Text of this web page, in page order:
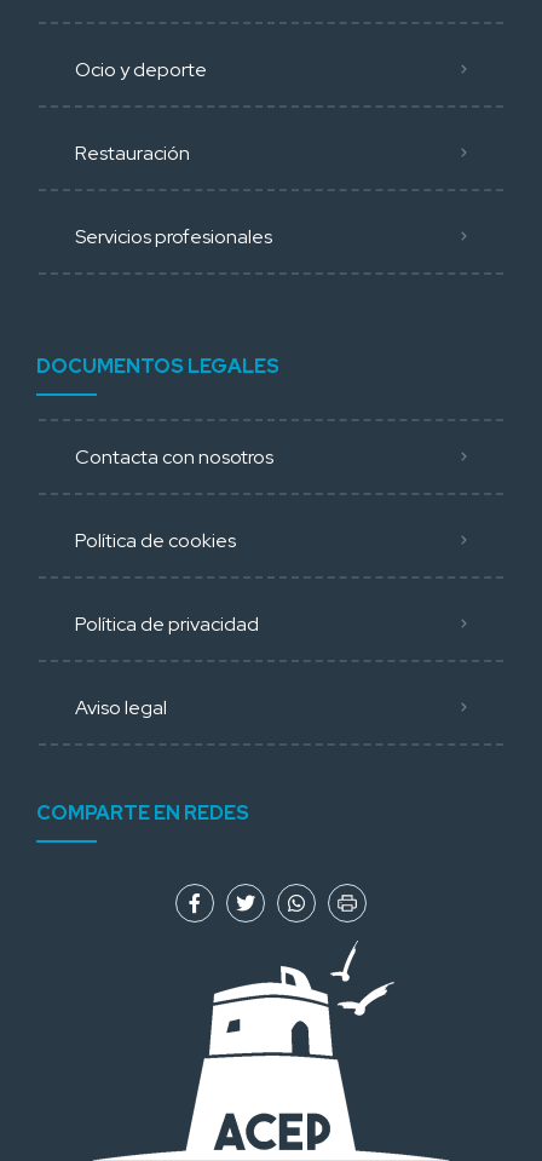
DOCUMENTOS LEGALES
Contacta con nosotros
Política de cookies
Política de privacidad
Aviso legal
COMPARTE EN REDES
Ocio y deporte
Restauración
Servicios profesionales